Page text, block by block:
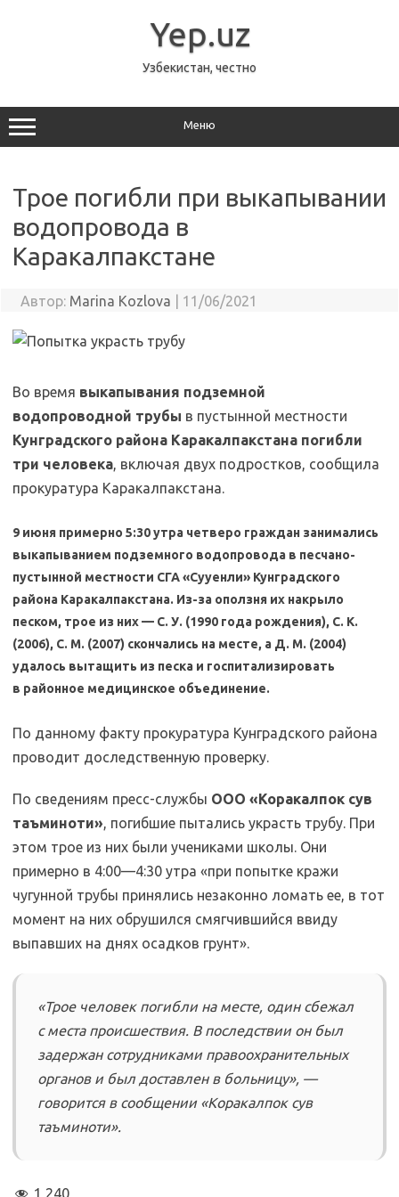
Yep.uz
Узбекистан, честно
Меню
Трое погибли при выкапывании
водопровода в
Каракалпакстане
Автор: Marina Kozlova 11/06/2021
Во время выкапывания подземной
водопроводной трубы в пустынной местности
Кунградского района Каракалпакстана погибли
три человека, включая двух подростков, сообщила
прокуратура Каракалпакстана.
9 июня примерно 5:30 утра четверо граждан занимались
выкапыванием подземного водопровода в песчано-
пустынной местности СГА «Сууенли» Кунградского
района Каракалпакстана. Из-за оползня их накрыло
песком, трое из них — С. У. (1990 года рождения), С. К.
(2006), С. М. (2007) скончались на месте, а Д. М. (2004)
удалось вытащить из песка и госпитализировать
в районное медицинское объединение.
По данному факту прокуратура Кунградского района
проводит доследственную проверку.
По сведениям пресс-службы ООО «Коракалпок сув
таъминоти», погибшие пытались украсть трубу. При
этом трое из них были учениками школы. Они
примерно в 4:00—4:30 утра «при попытке кражи
чугунной трубы принялись незаконно ломать ее, в тот
момент на них обрушился смягчившийся ввиду
выпавших на днях осадков грунт».
«Трое человек погибли на месте, один сбежал
с места происшествия. В последствии он был
задержан сотрудниками правоохранительных
органов и был доставлен в больницу», —
говорится в сообщении «Коракалпок сув
таъминоти».
1 240